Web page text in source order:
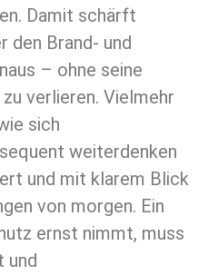
Damit schärft
den Brand- und
– ohne seine
verlieren. Vielmehr
sich
weiterdenken
und mit klarem Blick
von morgen. Ein
ernst nimmt, muss
und